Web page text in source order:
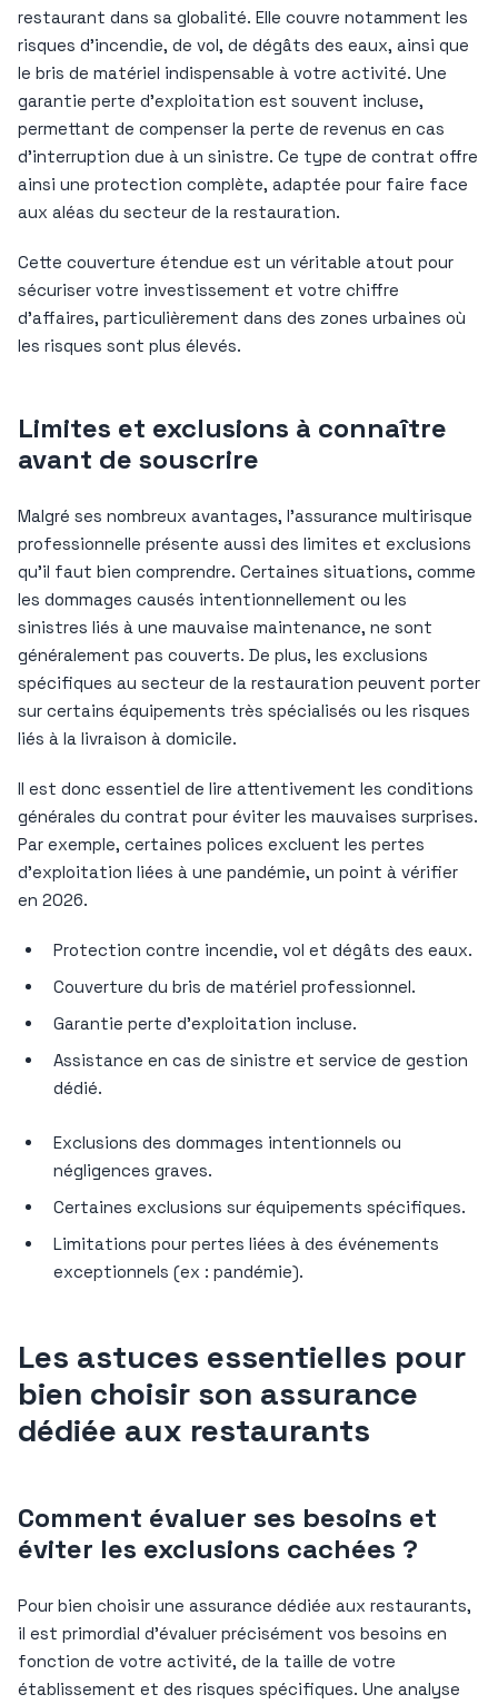
restaurant dans sa globalité. Elle couvre notamment les
risques d’incendie, de vol, de dégâts des eaux, ainsi que
le bris de matériel indispensable à votre activité. Une
garantie perte d’exploitation est souvent incluse,
permettant de compenser la perte de revenus en cas
d’interruption due à un sinistre. Ce type de contrat offre
ainsi une protection complète, adaptée pour faire face
aux aléas du secteur de la restauration.
Cette couverture étendue est un véritable atout pour
sécuriser votre investissement et votre chiffre
d’affaires, particulièrement dans des zones urbaines où
les risques sont plus élevés.
Limites et exclusions à connaître
avant de souscrire
Malgré ses nombreux avantages, l’assurance multirisque
professionnelle présente aussi des limites et exclusions
qu’il faut bien comprendre. Certaines situations, comme
les dommages causés intentionnellement ou les
sinistres liés à une mauvaise maintenance, ne sont
généralement pas couverts. De plus, les exclusions
spécifiques au secteur de la restauration peuvent porter
sur certains équipements très spécialisés ou les risques
liés à la livraison à domicile.
Il est donc essentiel de lire attentivement les conditions
générales du contrat pour éviter les mauvaises surprises.
Par exemple, certaines polices excluent les pertes
d’exploitation liées à une pandémie, un point à vérifier
en 2026.
Protection contre incendie, vol et dégâts des eaux.
Couverture du bris de matériel professionnel.
Garantie perte d’exploitation incluse.
Assistance en cas de sinistre et service de gestion
dédié.
Exclusions des dommages intentionnels ou
négligences graves.
Certaines exclusions sur équipements spécifiques.
Limitations pour pertes liées à des événements
exceptionnels (ex : pandémie).
Les astuces essentielles pour
bien choisir son assurance
dédiée aux restaurants
Comment évaluer ses besoins et
éviter les exclusions cachées ?
Pour bien choisir une assurance dédiée aux restaurants,
il est primordial d’évaluer précisément vos besoins en
fonction de votre activité, de la taille de votre
établissement et des risques spécifiques. Une analyse